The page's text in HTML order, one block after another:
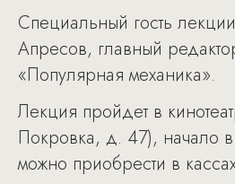
Специальный гость
Апресов, главный
«Популярная механика».
Лекция пройдет в
Покровка, д. 47), начало
можно приобрести в